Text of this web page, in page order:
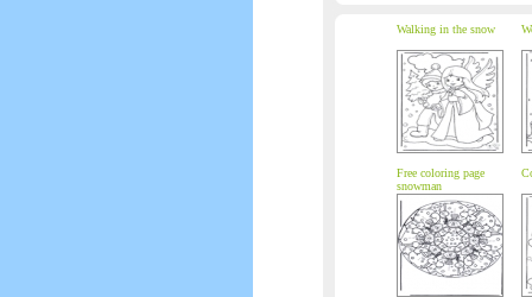
Walking in the snow
Free coloring page
snowman